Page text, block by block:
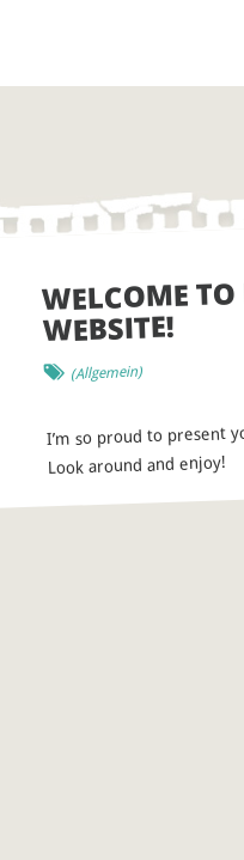
WELCOME
WEBSITE!
(Allgemein)
I’m so proud to present
Look around and enjoy!